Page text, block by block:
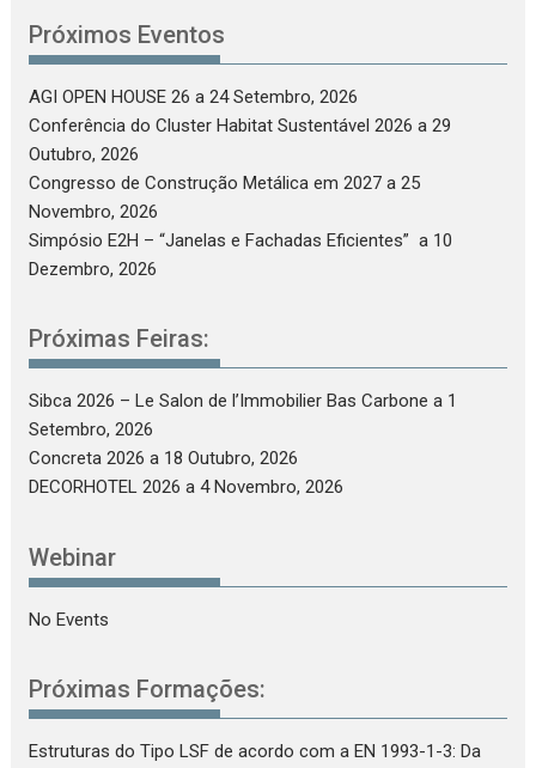
Próximos Eventos
AGI OPEN HOUSE 26 a 24 Setembro, 2026
Conferência do Cluster Habitat Sustentável 2026 a 29
Outubro, 2026
Congresso de Construção Metálica em 2027 a 25
Novembro, 2026
Simpósio E2H – “Janelas e Fachadas Eficientes” a 10
Dezembro, 2026
Próximas Feiras:
Sibca 2026 – Le Salon de l’Immobilier Bas Carbone a 1
Setembro, 2026
Concreta 2026 a 18 Outubro, 2026
DECORHOTEL 2026 a 4 Novembro, 2026
Webinar
No Events
Próximas Formações:
Estruturas do Tipo LSF de acordo com a EN 1993-1-3: Da